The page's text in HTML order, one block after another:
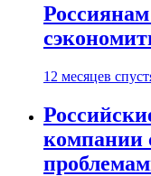
12 месяцев
компании